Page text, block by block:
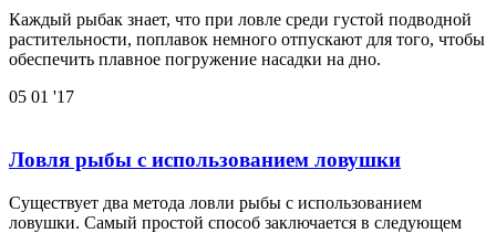
Каждый рыбак знает, что при ловле среди густой подводной
растительности, поплавок немного отпускают для того, чтобы
обеспечить плавное погружение насадки на дно.
05 01 '17
Ловля рыбы с использованием ловушки
Существует два метода ловли рыбы с использованием
ловушки. Самый простой способ заключается в следующем